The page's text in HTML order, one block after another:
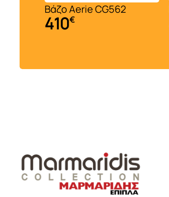
Τραπέζια δείπνου
Μπουφέδες
Βάζο Aerie CG562
410€